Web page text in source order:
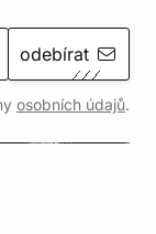
odebírat
osobních údajů.